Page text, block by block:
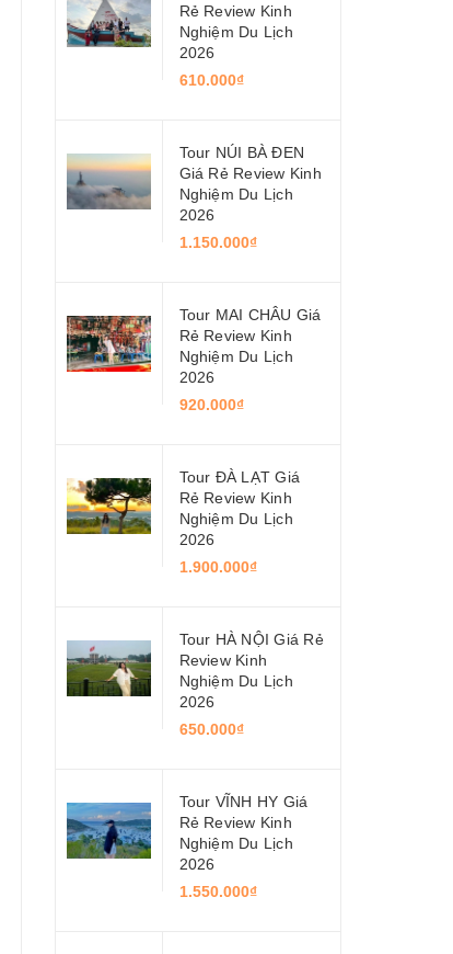
Rẻ Review Kinh
Nghiệm Du Lịch
2026
610.000₫
Tour NÚI BÀ ĐEN
Giá Rẻ Review Kinh
Nghiệm Du Lịch
2026
1.150.000₫
Tour MAI CHÂU Giá
Rẻ Review Kinh
Nghiệm Du Lịch
2026
920.000₫
Tour ĐÀ LẠT Giá
Rẻ Review Kinh
Nghiệm Du Lịch
2026
1.900.000₫
Tour HÀ NỘI Giá Rẻ
Review Kinh
Nghiệm Du Lịch
2026
650.000₫
Tour VĨNH HY Giá
Rẻ Review Kinh
Nghiệm Du Lịch
2026
1.550.000₫